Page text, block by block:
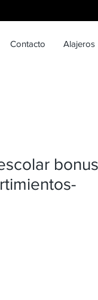
Contacto Alajeros
bonus